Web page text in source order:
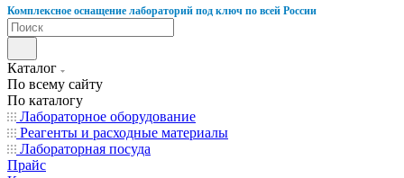
Комплексное оснащение лабораторий под ключ по всей России
Каталог
По всему сайту
По каталогу
Лабораторное оборудование
Реагенты и расходные материалы
Лабораторная посуда
Прайс